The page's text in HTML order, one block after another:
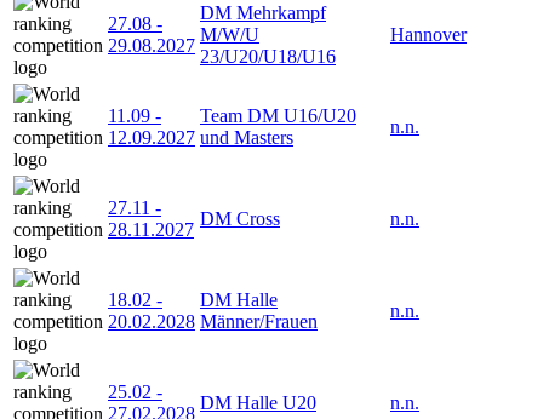
27.08 -
29.08.2027
DM Mehrkampf
M/W/U
23/U20/U18/U16
Hannover
11.09 -
12.09.2027
Team DM U16/U20
und Masters
n.n.
27.11 -
28.11.2027
DM Cross n.n.
18.02 -
20.02.2028
DM Halle
Männer/Frauen
n.n.
25.02 -
27.02.2028
DM Halle U20 n.n.